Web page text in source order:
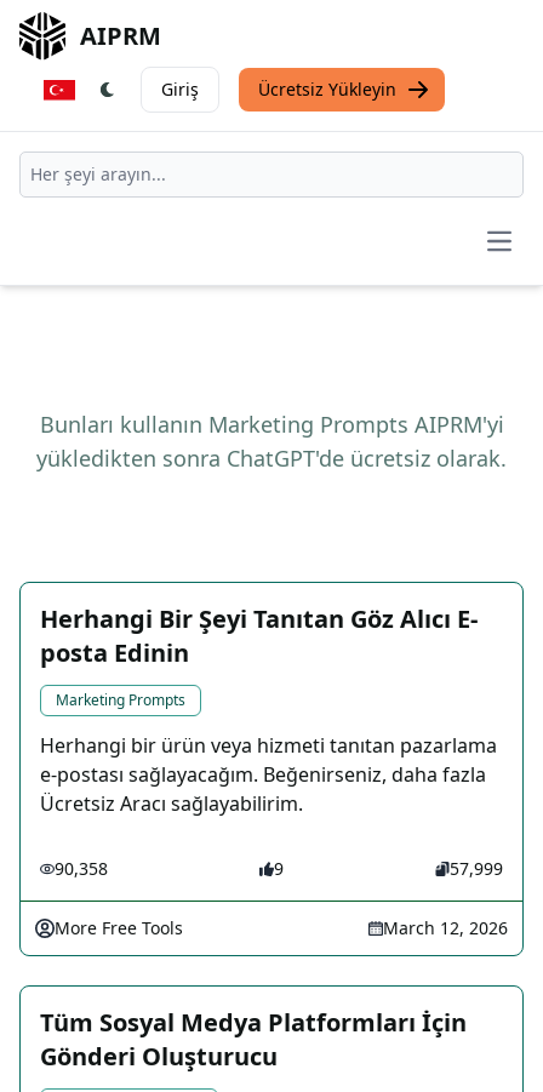
AIPRM
Giriş Ücretsiz Yükleyin
Bunları kullanın Marketing Prompts AIPRM'yi
yükledikten sonra ChatGPT'de ücretsiz olarak.
Herhangi Bir Şeyi Tanıtan Göz Alıcı E-
posta Edinin
Marketing Prompts
Herhangi bir ürün veya hizmeti tanıtan pazarlama
e-postası sağlayacağım. Beğenirseniz, daha fazla
Ücretsiz Aracı sağlayabilirim.
90,358 9 57,999
More Free Tools March 12, 2026
Tüm Sosyal Medya Platformları İçin
Gönderi Oluşturucu